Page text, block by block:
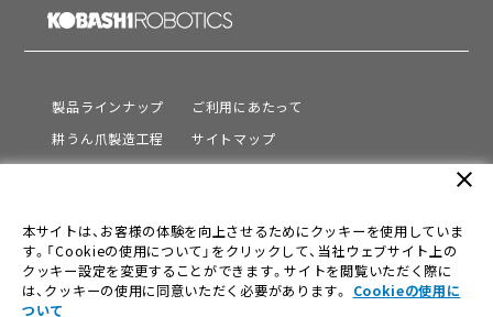
製品ラインナップ
耕うん爪製造工程
サポート
会社情報
採用情報
ニュース
ご利用にあたって
サイトマップ
プライバシーポリシー
本サイトは、お客様の体験を向上させるためにクッキーを使用していま
す。「Cookieの使用について」をクリックして、当社ウェブサイト上の
クッキー設定を変更することができます。サイトを閲覧いただく際に
は、クッキーの使用に同意いただく必要があります。 Cookieの使用に
ついて
close